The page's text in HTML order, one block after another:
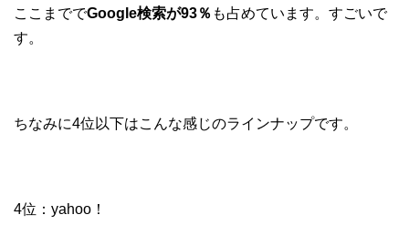
ここまででGoogle検索が93％ も占めています。すごいで
す。
ちなみに4位以下はこんな感じのラインナップです。
4位：yahoo！